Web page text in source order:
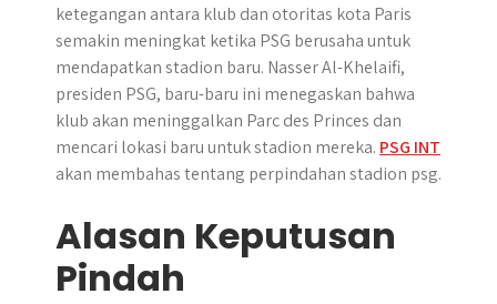
ketegangan antara klub dan otoritas kota Paris
semakin meningkat ketika PSG berusaha untuk
mendapatkan stadion baru. ​Nasser Al-Khelaifi,
presiden PSG, baru-baru ini menegaskan bahwa
klub akan meninggalkan Parc des Princes dan
mencari lokasi baru untuk stadion mereka.​ PSG INT
akan membahas tentang perpindahan stadion psg.
Alasan Keputusan
Pindah